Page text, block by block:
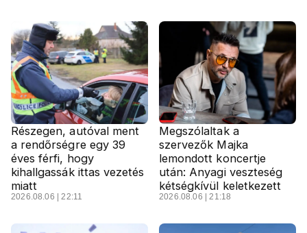
Részegen, autóval ment
a rendőrségre egy 39
éves férfi, hogy
kihallgassák ittas vezetés
miatt
2026.08.06 | 22:11
Megszólaltak a
szervezők Majka
lemondott koncertje
után: Anyagi veszteség
kétségkívül keletkezett
2026.08.06 | 21:18